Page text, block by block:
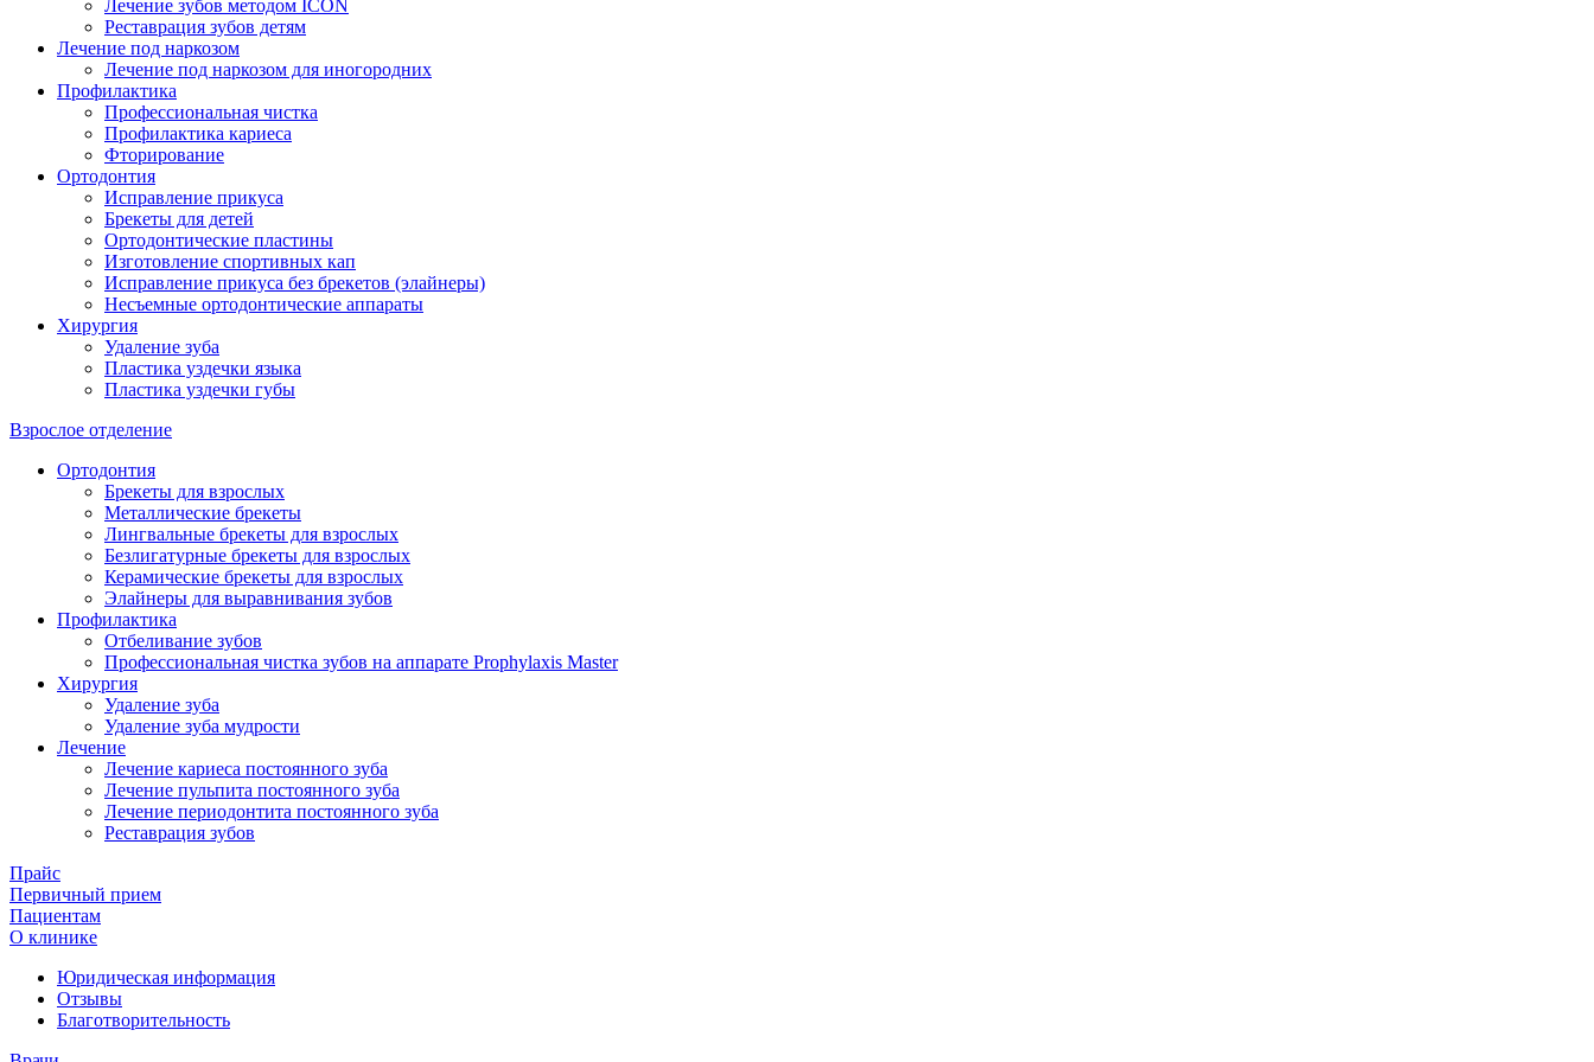
Лечение зубов методом ICON
Реставрация зубов детям
Лечение под наркозом
Лечение под наркозом для иногородних
Профилактика
Профессиональная чистка
Профилактика кариеса
Фторирование
Ортодонтия
Исправление прикуса
Брекеты для детей
Ортодонтические пластины
Изготовление спортивных кап
Исправление прикуса без брекетов (элайнеры)
Несъемные ортодонтические аппараты
Хирургия
Удаление зуба
Пластика уздечки языка
Пластика уздечки губы
Взрослое отделение
Ортодонтия
Брекеты для взрослых
Металлические брекеты
Лингвальные брекеты для взрослых
Безлигатурные брекеты для взрослых
Керамические брекеты для взрослых
Элайнеры для выравнивания зубов
Профилактика
Отбеливание зубов
Профессиональная чистка зубов на аппарате Prophylaxis Master
Хирургия
Удаление зуба
Удаление зуба мудрости
Лечение
Лечение кариеса постоянного зуба
Лечение пульпита постоянного зуба
Лечение периодонтита постоянного зуба
Реставрация зубов
Прайс
Первичный прием
Пациентам
О клинике
Юридическая информация
Отзывы
Благотворительность